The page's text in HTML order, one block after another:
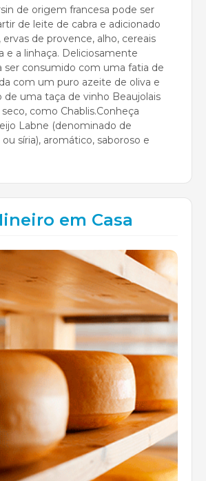
de origem francesa pode ser
de leite de cabra e adicionado
ervas de provence, alho, cereais
e a linhaça. Deliciosamente
ser consumido com uma fatia de
com um puro azeite de oliva e
de uma taça de vinho Beaujolais
como Chablis.Conheça
Labne (denominado de
síria), aromático, saboroso e
em Casa